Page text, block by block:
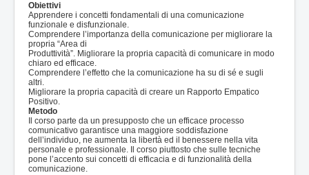
Obiettivi
Apprendere i concetti fondamentali di una comunicazione
funzionale e disfunzionale.
Comprendere l’importanza della comunicazione per migliorare la
propria “Area di
Produttività”. Migliorare la propria capacità di comunicare in modo
chiaro ed efficace.
Comprendere l’effetto che la comunicazione ha su di sé e sugli
altri.
Migliorare la propria capacità di creare un Rapporto Empatico
Positivo.
Metodo
Il corso parte da un presupposto che un efficace processo
comunicativo garantisce una maggiore soddisfazione
dell’individuo, ne aumenta la libertà ed il benessere nella vita
personale e professionale. Il corso piuttosto che sulle tecniche
pone l’accento sui concetti di efficacia e di funzionalità della
comunicazione.